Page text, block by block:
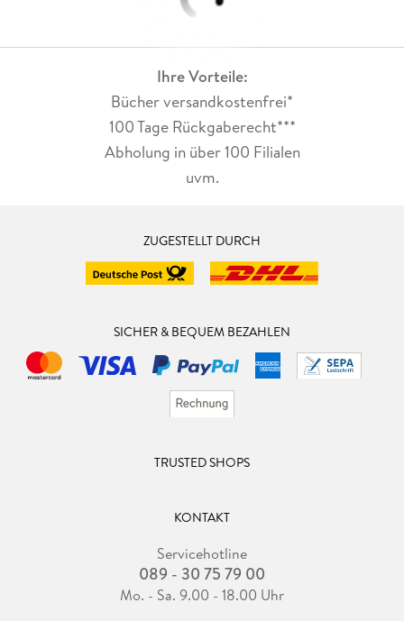
Ihre Vorteile:
Bücher versandkostenfrei*
100 Tage Rückgaberecht***
Abholung in über 100 Filialen
uvm.
ZUGESTELLT DURCH
SICHER & BEQUEM BEZAHLEN
TRUSTED SHOPS
KONTAKT
Servicehotline
089 - 30 75 79 00
Mo. - Sa. 9.00 - 18.00 Uhr